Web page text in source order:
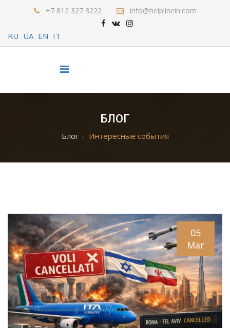
+7 812 327 3222 info@helplinein.com
RU UA EN IT
БЛОГ
Блог Интересные события
05
Mar